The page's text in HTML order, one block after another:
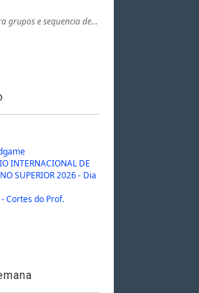
grupos e sequencia de…
INTERNACIONAL DE
SUPERIOR 2026 - Dia
Cortes do Prof.